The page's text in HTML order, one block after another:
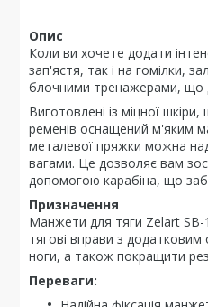
Опис
Коли ви хочете додати
зап'ястя, так і на гомілки,
блочними тренажерами, що
Виготовлені із міцної
ременів оснащений м'яким
металевої пряжки можна
вагами. Це дозволяє вам
допомогою карабіна, що
Призначення
Манжети для тяги Zelart
тягові вправи з
ноги, а також покращити
Переваги: